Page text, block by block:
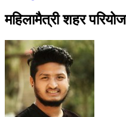
महिलामैत्री शहर